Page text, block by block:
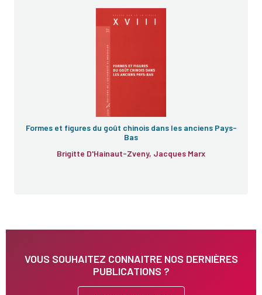
Formes et figures du goût chinois dans les anciens Pays-
Bas
Brigitte D'Hainaut-Zveny, Jacques Marx
VOUS SOUHAITEZ CONNAITRE NOS DERNIÈRES
PUBLICATIONS ?